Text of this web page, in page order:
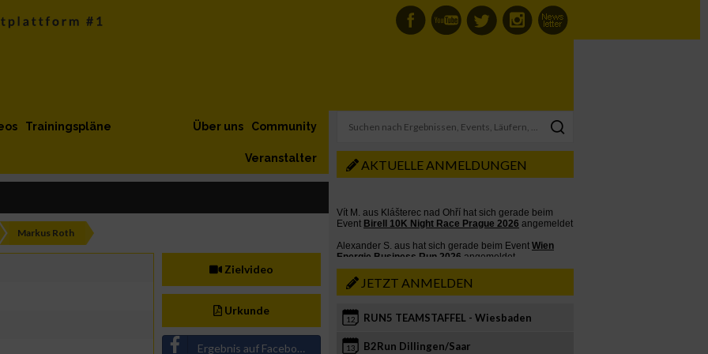
Trainingspläne Community
Über uns
Veranstalter
Markus Roth
Zielvideo
Urkunde
Ergebnis auf Facebook teilen
AKTUELLE ANMELDUNGEN
JETZT ANMELDEN
12 RUN5 TEAMSTAFFEL - Wiesbaden
13 B2Run Dillingen/Saar